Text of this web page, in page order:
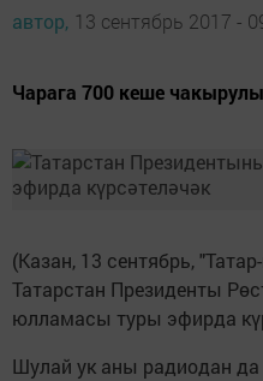
автор, 13 сентябрь 2017 -
Чарага 700 кеше
(Казан, 13 сентябрь,
Татарстан Президенты
юлламасы туры эфирда
Шулай ук аны радиодан